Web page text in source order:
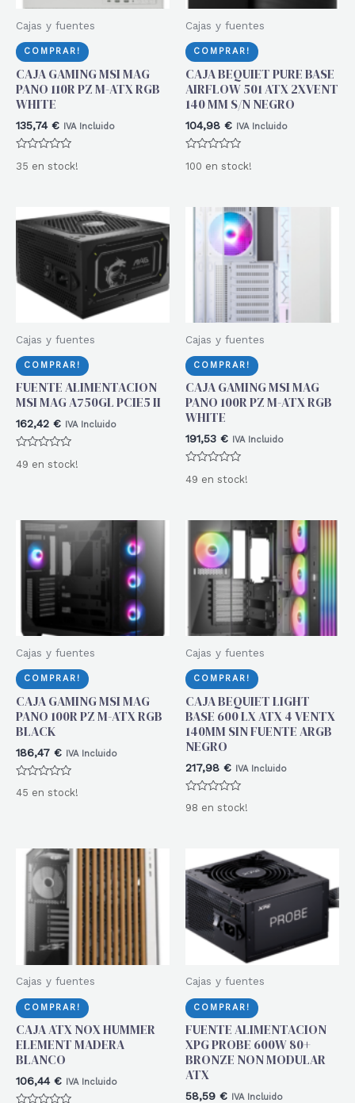
Cajas y fuentes
COMPRAR!
CAJA GAMING MSI MAG
PANO 110R PZ M-ATX RGB
WHITE
135,74 € IVA Incluido
con
35 en stock!
Cajas y fuentes
COMPRAR!
CAJA BEQUIET PURE BASE
AIRFLOW 501 ATX 2XVENT
140 MM S/N NEGRO
104,98 € IVA Incluido
con
100 en stock!
Cajas y fuentes
COMPRAR!
FUENTE ALIMENTACION
MSI MAG A750GL PCIE5 II
162,42 € IVA Incluido
con
49 en stock!
Cajas y fuentes
COMPRAR!
CAJA GAMING MSI MAG
PANO 100R PZ M-ATX RGB
WHITE
191,53 € IVA Incluido
con
49 en stock!
Cajas y fuentes
COMPRAR!
CAJA GAMING MSI MAG
PANO 100R PZ M-ATX RGB
BLACK
186,47 € IVA Incluido
con
45 en stock!
Cajas y fuentes
COMPRAR!
CAJA BEQUIET LIGHT
BASE 600 LX ATX 4 VENTX
140MM SIN FUENTE ARGB
NEGRO
217,98 € IVA Incluido
con
98 en stock!
Cajas y fuentes
COMPRAR!
CAJA ATX NOX HUMMER
ELEMENT MADERA
BLANCO
106,44 € IVA Incluido
Cajas y fuentes
COMPRAR!
FUENTE ALIMENTACION
XPG PROBE 600W 80+
BRONZE NON MODULAR
ATX
58,59 € IVA Incluido